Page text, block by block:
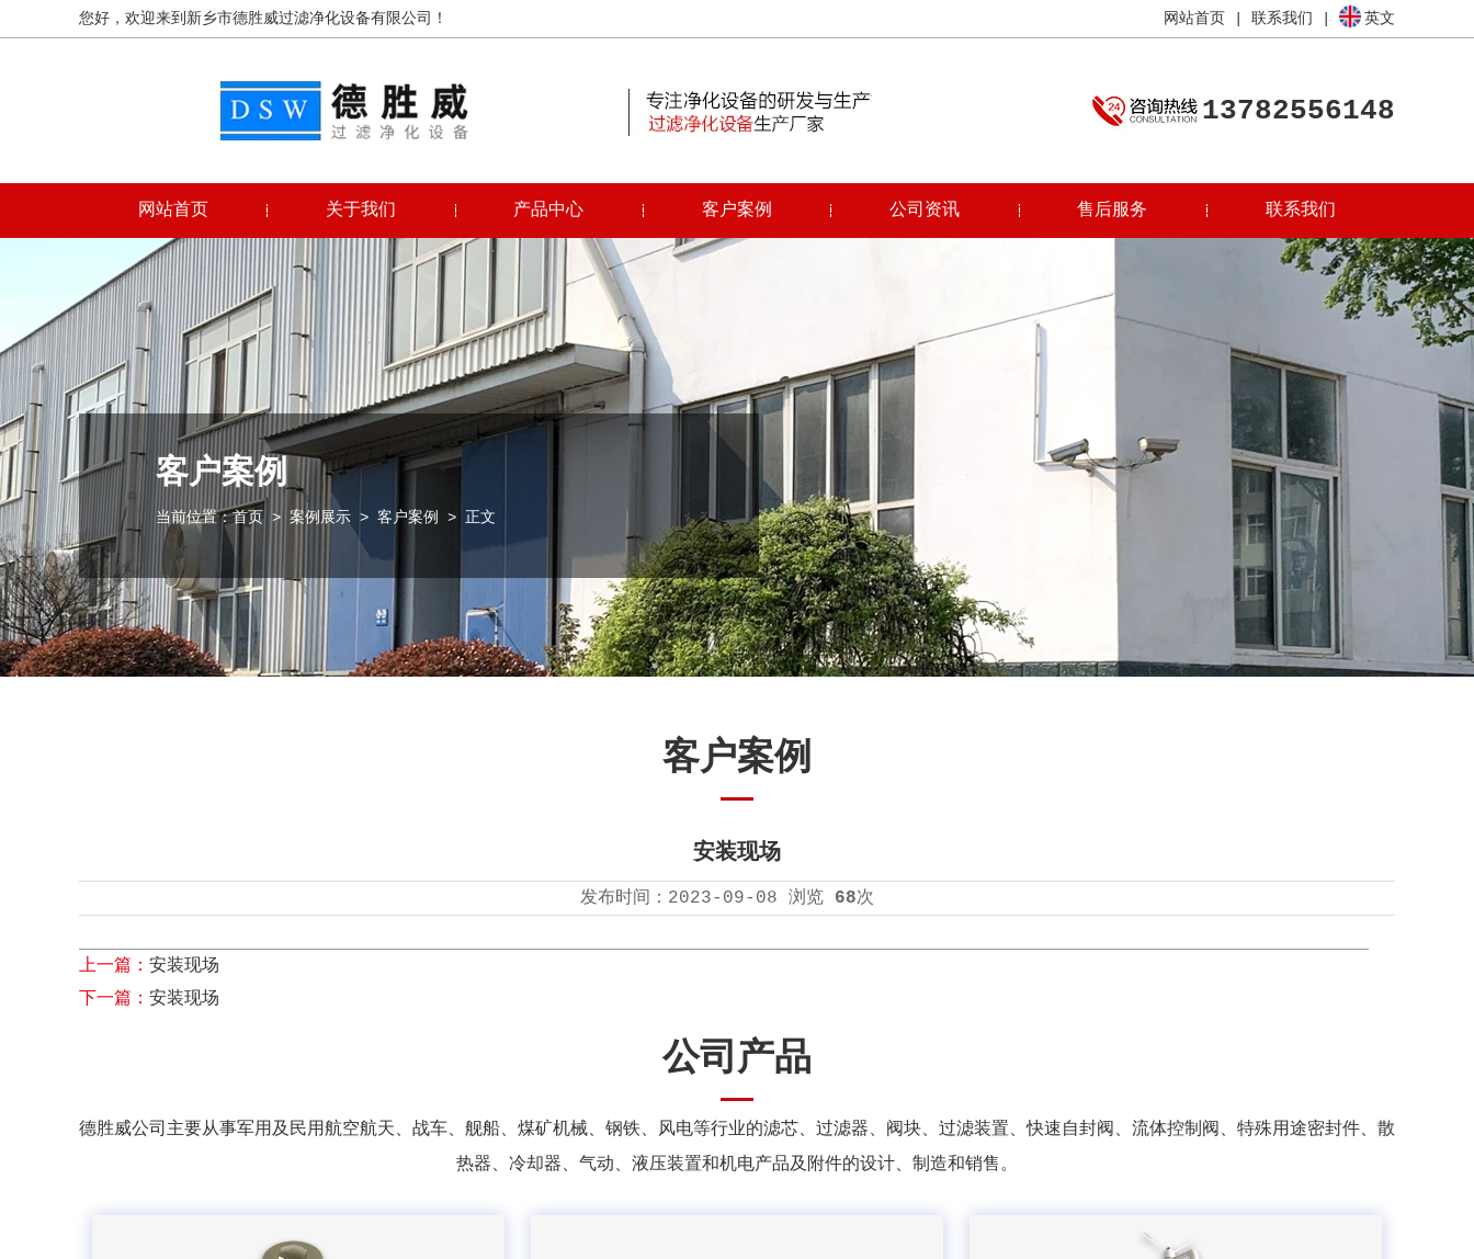
您好，欢迎来到新乡市德胜威过滤净化设备有限公司！ 网站首页 联系我们 英文
13782556148
网站首页 关于我们 产品中心 客户案例 公司资讯 售后服务 联系我们
客户案例
当前位置：首页> 案例展示 > 客户案例 > 正文
客户案例
安装现场
发布时间： 2023-09-08 浏览 68次
上一篇： 安装现场
下一篇： 安装现场
公司产品
德胜威公司主要从事军用及民用航空航天、战车、舰船、煤矿机械、钢铁、风电等行业的滤芯、过滤器、阀块、过滤装置、快速自封阀、流体控制阀、特殊用途密封件、散
热器、冷却器、气动、液压装置和机电产品及附件的设计、制造和销售。